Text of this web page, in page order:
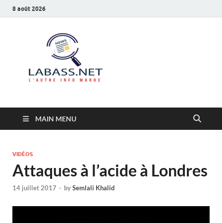
8 août 2026
MAIN MENU
VIDÉOS
Attaques à l’acide à Londres
14 juillet 2017 - bySemlali Khalid